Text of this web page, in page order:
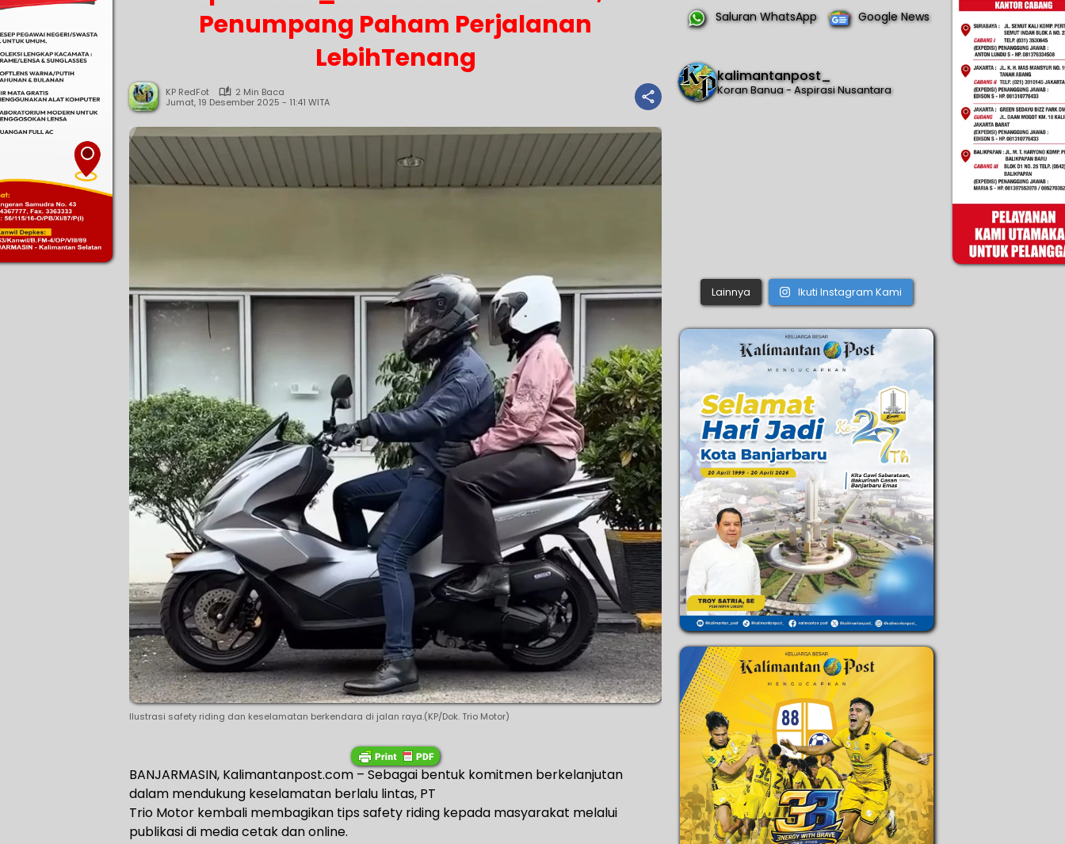
Penumpang Paham Perjalanan
LebihTenang
KP RedFot
2 Min Baca
Jumat, 19 Desember 2025 - 11:41 WITA
Ilustrasi safety riding dan keselamatan berkendara di jalan raya.(KP/Dok. Trio Motor)
BANJARMASIN, Kalimantanpost.com – Sebagai bentuk komitmen berkelanjutan
dalam mendukung keselamatan berlalu lintas, PT
Trio Motor kembali membagikan tips safety riding kepada masyarakat melalui
publikasi di media cetak dan online.
Saluran WhatsApp Google News
kalimantanpost_
Koran Banua - Aspirasi Nusantara
Lainnya Ikuti Instagram Kami